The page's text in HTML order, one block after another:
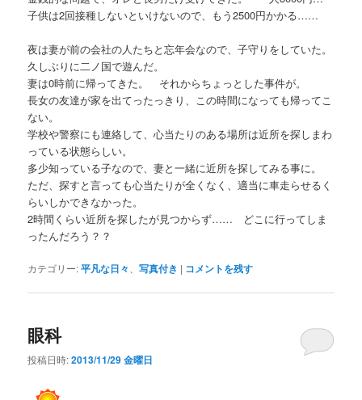
子供は2回接種しないといけないので、もう2500円かかる……
夜は妻が前の会社の人たちと忘年会なので、子守りをしていた。
久しぶりに二ノ国で遊んだ。
妻は0時前に帰ってきた。 それからちょっとした事件が。
長女の友達が家を出てったっきり、この時間になっても帰ってこ
ない。
学校や警察にも連絡して、心当たりのある場所は近所を探しまわ
っている状態らしい。
多少知っている子なので、妻と一緒に近所を探してみる事に。
ただ、探すと言っても心当たりが全くなく、適当に車走らせるく
らいしかできなかった。
2時間くらい近所を探したが見つからず…… どこに行ってしま
ったんだろう？？
カテゴリー:平凡な日々 、写真付き | コメントを残す
眼科
投稿日時:2013/11/29 金曜日